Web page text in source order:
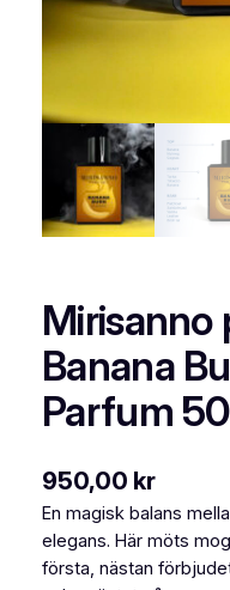
Banana
Parfum
950,00 kr
En magisk balans
elegans. Här möts
första, nästan